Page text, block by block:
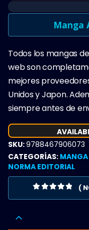
Manga
Todos los mangas
web son
mejores
Unidos y Japon.
siempre antes de
SKU:9788467906073
CATEGORÍAS: MANGA
NORMA EDITORIAL
(